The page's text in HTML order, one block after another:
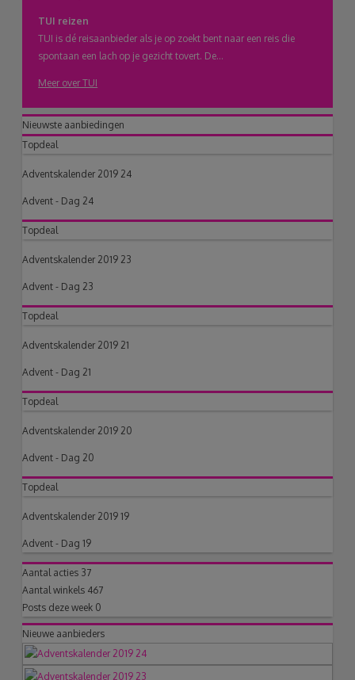
TUI reizen
TUI is dé reisaanbieder als je op zoekt bent naar een reis die
spontaan een lach op je gezicht tovert. De...
Meer over TUI
Nieuwste aanbiedingen
Topdeal
Adventskalender 2019 24
Advent - Dag 24
Topdeal
Adventskalender 2019 23
Advent - Dag 23
Topdeal
Adventskalender 2019 21
Advent - Dag 21
Topdeal
Adventskalender 2019 20
Advent - Dag 20
Topdeal
Adventskalender 2019 19
Advent - Dag 19
Aantal acties 37
Aantal winkels 467
Posts deze week 0
Nieuwe aanbieders